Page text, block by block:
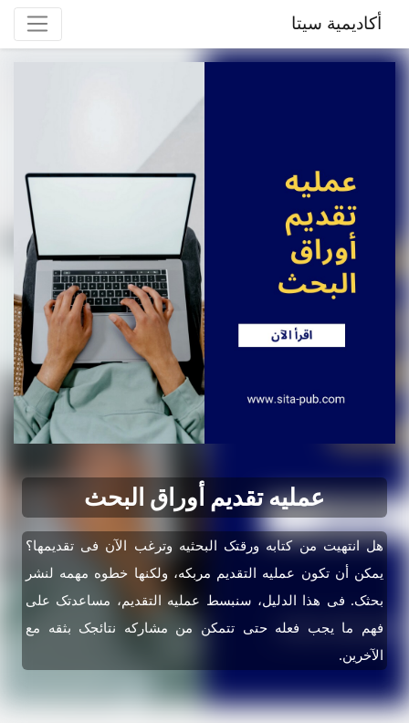
أكاديمية سيتا
عملیه تقدیم أوراق البحث
هل انتهیت من کتابه ورقتک البحثیه وترغب الآن فی تقدیمها؟
یمکن أن تکون عملیه التقدیم مربکه، ولکنها خطوه مهمه لنشر
بحثک. فی هذا الدلیل، سنبسط عملیه التقدیم، مساعدتک على
فهم ما یجب فعله حتى تتمکن من مشارکه نتائجک بثقه مع
الآخرین.